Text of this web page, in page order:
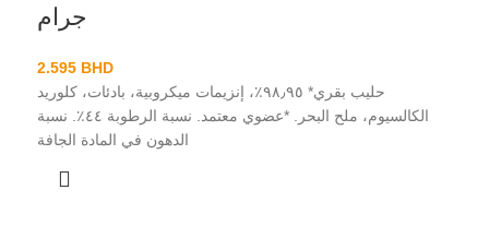
جرام
2.595 BHD
حليب بقري* ٩٨٫٩٥٪، إنزيمات ميكروبية، بادئات، كلوريد
الكالسيوم، ملح البحر. *عضوي معتمد. نسبة الرطوبة ٤٤٪. نسبة
الدهون في المادة الجافة